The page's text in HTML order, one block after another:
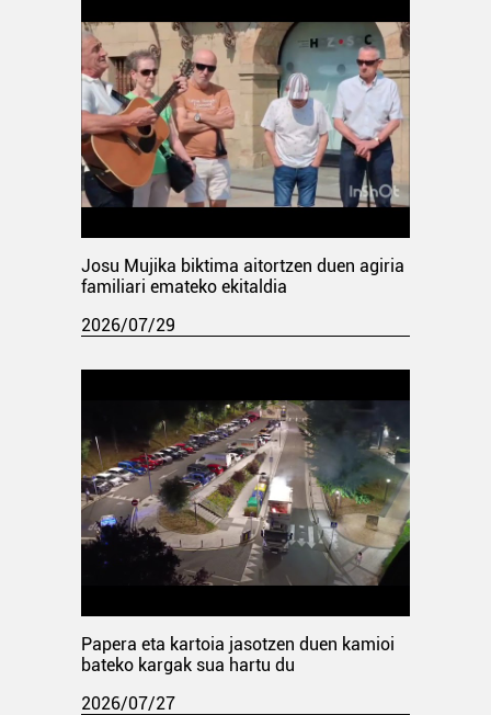
Josu Mujika biktima aitortzen duen agiria
familiari emateko ekitaldia
2026/07/29
Papera eta kartoia jasotzen duen kamioi
bateko kargak sua hartu du
2026/07/27